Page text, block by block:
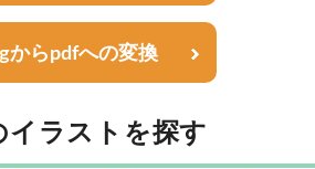
からpdfへの変換
イラストを探す